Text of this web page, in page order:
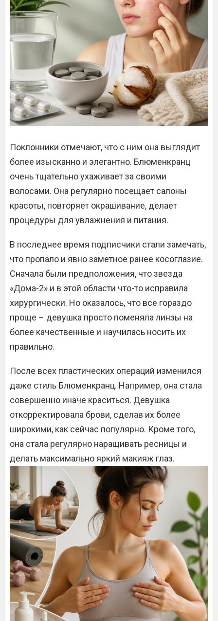
Поклонники отмечают, что с ним она выглядит
более изысканно и элегантно. Блюменкранц
очень тщательно ухаживает за своими
волосами. Она регулярно посещает салоны
красоты, повторяет окрашивание, делает
процедуры для увлажнения и питания.
В последнее время подписчики стали замечать,
что пропало и явно заметное ранее косоглазие.
Сначала были предположения, что звезда
«Дома-2» и в этой области что-то исправила
хирургически. Но оказалось, что все гораздо
проще – девушка просто поменяла линзы на
более качественные и научилась носить их
правильно.
После всех пластических операций изменился
даже стиль Блюменкранц. Например, она стала
совершенно иначе краситься. Девушка
откорректировала брови, сделав их более
широкими, как сейчас популярно. Кроме того,
она стала регулярно наращивать ресницы и
делать максимально яркий макияж глаз.